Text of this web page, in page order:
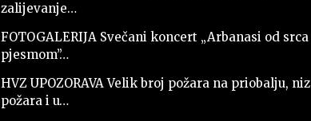
zalijevanje…
FOTOGALERIJA Svečani koncert „Arbanasi od srca
pjesmom”…
HVZ UPOZORAVA Velik broj požara na priobalju, niz
požara i u…